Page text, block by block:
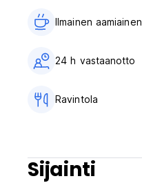
Ilmainen aamiainen‎
24 h vastaanotto
Ravintola
Sijainti